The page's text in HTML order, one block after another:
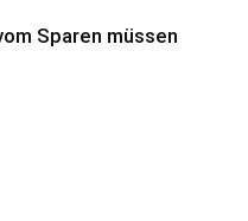
Sparen müssen